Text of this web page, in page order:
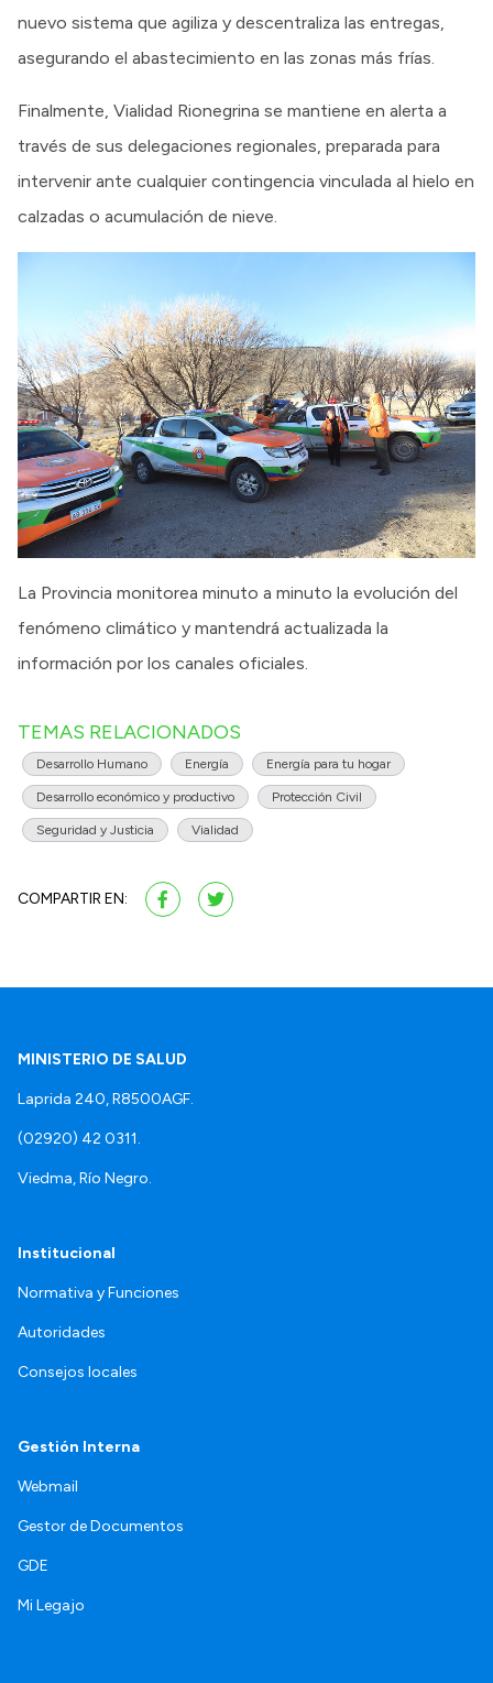
nuevo sistema que agiliza y descentraliza las entregas,
asegurando el abastecimiento en las zonas más frías.
Finalmente, Vialidad Rionegrina se mantiene en alerta a
través de sus delegaciones regionales, preparada para
intervenir ante cualquier contingencia vinculada al hielo en
calzadas o acumulación de nieve.
La Provincia monitorea minuto a minuto la evolución del
fenómeno climático y mantendrá actualizada la
información por los canales oficiales.
TEMAS RELACIONADOS
Desarrollo Humano Energía Energía para tu hogar
Desarrollo económico y productivo Protección Civil
Seguridad y Justicia Vialidad
COMPARTIR EN:
MINISTERIO DE SALUD
Laprida 240, R8500AGF.
(02920) 42 0311.
Viedma, Río Negro.
Institucional
Normativa y Funciones
Autoridades
Consejos locales
Gestión Interna
Webmail
Gestor de Documentos
GDE
Mi Legajo